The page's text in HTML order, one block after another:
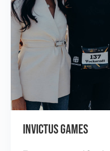
INVICTUS GAMES